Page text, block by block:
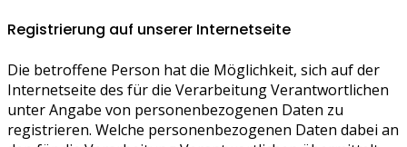
Registrierung auf unserer Internetseite
Die betroffene Person hat die Möglichkeit, sich auf der
Internetseite des für die Verarbeitung Verantwortlichen
unter Angabe von personenbezogenen Daten zu
registrieren. Welche personenbezogenen Daten dabei an